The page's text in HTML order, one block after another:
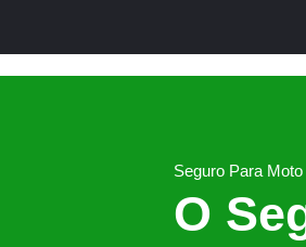
Seguro Para Moto
O